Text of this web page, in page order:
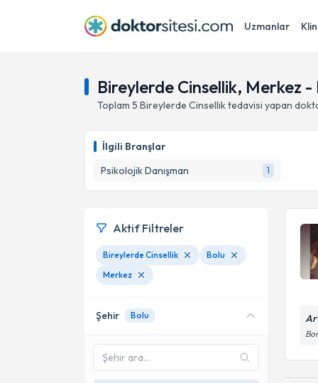
Uzmanlar
Bireylerde Cinsellik, Merkez -
Toplam 5 Bireylerde Cinselliktedavisi yapan
İlgili Branşlar
Psikolojik Danışman
1
Aktif Filtreler
Bireylerde Cinsellik
Bolu
Merkez
Şehir Bolu